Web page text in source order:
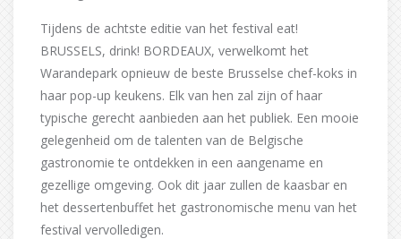
Tijdens de achtste editie van het festival eat!
BRUSSELS, drink! BORDEAUX, verwelkomt het
Warandepark opnieuw de beste Brusselse chef-koks in
haar pop-up keukens. Elk van hen zal zijn of haar
typische gerecht aanbieden aan het publiek. Een mooie
gelegenheid om de talenten van de Belgische
gastronomie te ontdekken in een aangename en
gezellige omgeving. Ook dit jaar zullen de kaasbar en
het dessertenbuffet het gastronomische menu van het
festival vervolledigen.